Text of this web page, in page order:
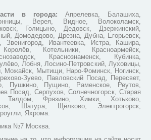
в города: Апрелевка, Балашиха,
Верея, Видное, Волоколамск,
Голицыно, Дедовск, Дзержинский,
Домодедово, Дрезна, Дубна, Егорьевск,
Звенигород, Ивантеевка, Истра, Кашира,
Котельники, Красноармейск,
Краснознаменск, Кубинка,
Лобня, Лосино-Петровский, Луховицы,
Можайск, Мытищи, Наро-Фоминск, Ногинск,
Зуево, Павловский Посад, Пересвет,
Пушкино, Пущино, Раменское, Реутов,
Посад, Серпухов, Солнечногорск, Старая
Талдом, Фрязино, Химки, Хотьково,
Шатура, Щёлково, Электрогорск,
Яхрома.
№7 Москва.